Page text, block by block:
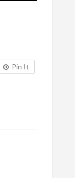
Pin It